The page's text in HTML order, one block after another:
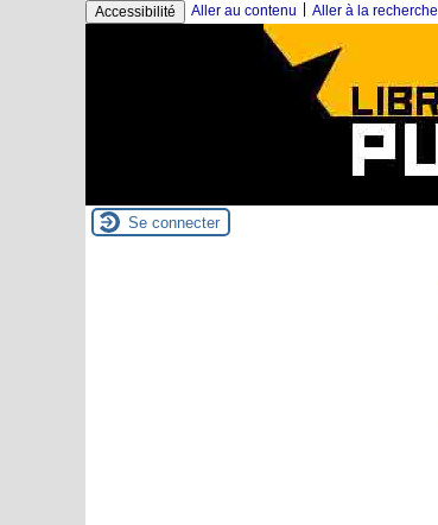
Accessibilité Aller au contenu Aller à la recherche
Se connecter